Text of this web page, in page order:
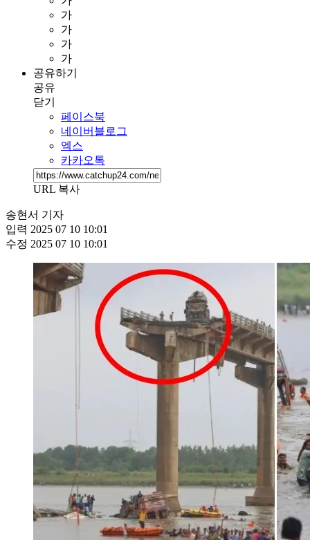
가
가
가
가
공유하기
공유
닫기
페이스북
네이버블로그
엑스
카카오톡
URL 복사
송현서 기자
입력 2025 07 10 10:01
수정 2025 07 10 10:01